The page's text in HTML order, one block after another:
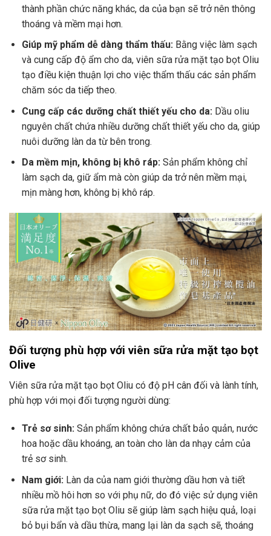
thành phần chức năng khác, da của bạn sẽ trở nên thông
thoáng và mềm mại hơn.
Giúp mỹ phẩm dễ dàng thẩm thấu:Bằng việc làm sạch
và cung cấp độ ẩm cho da, viên sữa rửa mặt tạo bọt Oliu
tạo điều kiện thuận lợi cho việc thẩm thấu các sản phẩm
chăm sóc da tiếp theo.
Cung cấp các dưỡng chất thiết yếu cho da:Dầu oliu
nguyên chất chứa nhiều dưỡng chất thiết yếu cho da, giúp
nuôi dưỡng làn da từ bên trong.
Da mềm mịn, không bị khô ráp:Sản phẩm không chỉ
làm sạch da, giữ ẩm mà còn giúp da trở nên mềm mại,
mịn màng hơn, không bị khô ráp.
Đối tượng phù hợp với viên sữa rửa mặt tạo bọt
Olive
Viên sữa rửa mặt tạo bọt Oliu có độ pH cân đối và lành tính,
phù hợp với mọi đối tượng người dùng:
Trẻ sơ sinh:Sản phẩm không chứa chất bảo quản, nước
hoa hoặc dầu khoáng, an toàn cho làn da nhạy cảm của
trẻ sơ sinh.
Nam giới: Làn da của nam giới thường dầu hơn và tiết
nhiều mồ hôi hơn so với phụ nữ, do đó việc sử dụng viên
sữa rửa mặt tạo bọt Oliu sẽ giúp làm sạch hiệu quả, loại
bỏ bụi bẩn và dầu thừa, mang lại làn da sạch sẽ, thoáng